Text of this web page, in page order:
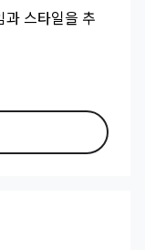
과 스타일을 추